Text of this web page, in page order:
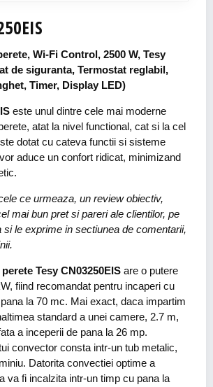
Wi-Fi Control, 2500 W, Tesy
de siguranta, Termostat reglabil,
Timer, Display LED)
este unul dintre cele mai moderne
atat la nivel functional, cat si la cel
dotat cu cateva functii si sisteme
aduce un confort ridicat, minimizand
ce urmeaza, un review obiectiv,
mai bun pret si pareri ale clientilor, pe
si le exprime in sectiunea de comentarii,
Tesy CN03250EIS are o putere
fiind recomandat pentru incaperi cu
la 70 mc. Mai exact, daca impartim
standard a unei camere, 2.7 m,
a inceperii de pana la 26 mp.
convector consta intr-un tub metalic,
Datorita convectiei optime a
va fi incalzita intr-un timp cu pana la